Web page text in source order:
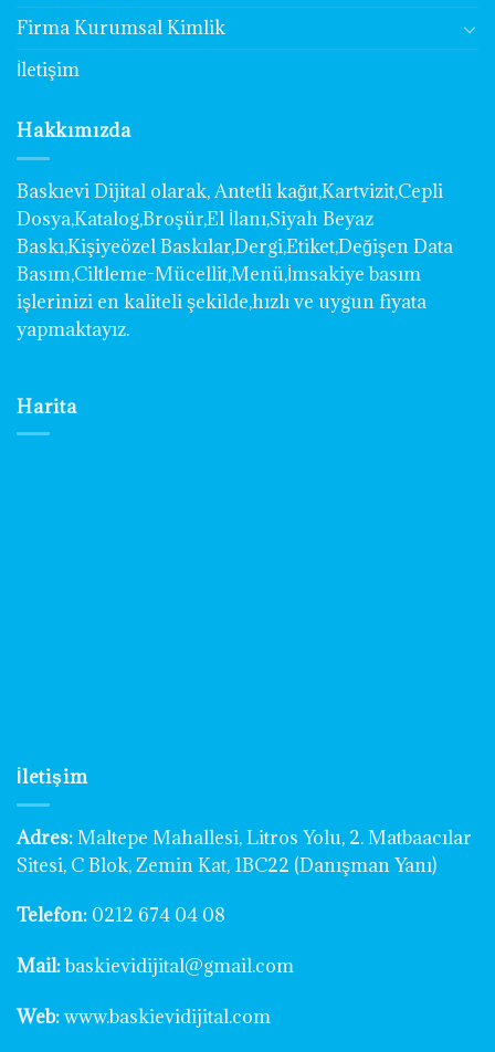
Firma Kurumsal Kimlik
İletişim
Hakkımızda
Baskıevi Dijital olarak, Antetli kağıt,Kartvizit,Cepli
Dosya,Katalog,Broşür,El İlanı,Siyah Beyaz
Baskı,Kişiyeözel Baskılar,Dergi,Etiket,Değişen Data
Basım,Ciltleme-Mücellit,Menü,İmsakiye basım
işlerinizi en kaliteli şekilde,hızlı ve uygun fiyata
yapmaktayız.
Harita
İletişim
Adres:Maltepe Mahallesi, Litros Yolu, 2. Matbaacılar
Sitesi, C Blok, Zemin Kat, 1BC22 (Danışman Yanı)
Telefon: 0212 674 04 08
Mail:baskievidijital@gmail.com
Web:www.baskievidijital.com